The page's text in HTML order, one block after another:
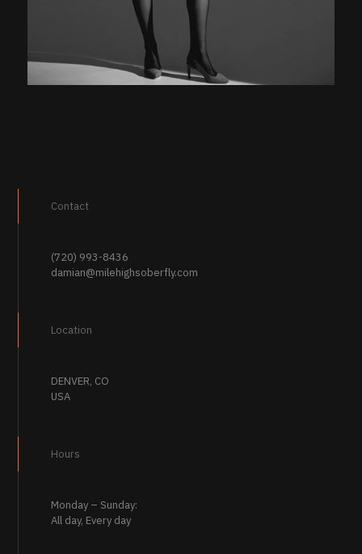
Contact
(720) 993-8436
damian@milehighsoberfly.com
Location
DENVER, CO
USA
Hours
Monday – Sunday:
All day, Every day